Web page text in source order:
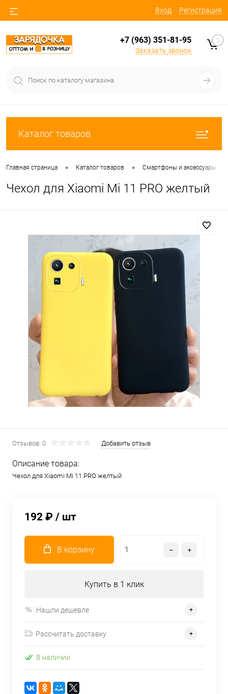
Вход Регистрация
+7 (963) 351-81-95
Заказать звонок
0
Каталог товаров
Главная страница • Каталог товаров • Смартфоны и аксессуары
Чехол для Xiaomi Mi 11 PRO желтый
Отзывов: 0 Добавить отзыв
Описание товара:
Чехол для Xiaomi Mi 11 PRO желтый
192 ₽ / шт
В корзину
Купить в 1 клик
Нашли дешевле
Рассчитать доставку
В наличии